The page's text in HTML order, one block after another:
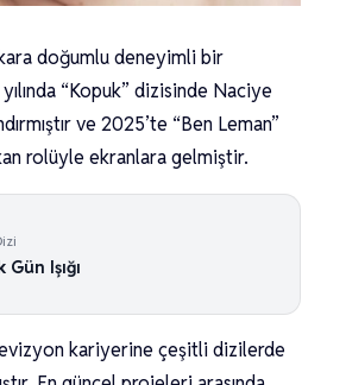
doğumlu deneyimli bir
“Kopuk” dizisinde Naciye
ve 2025’te “Ben Leman”
rolüyle ekranlara gelmiştir.
Işığı
kariyerine çeşitli dizilerde